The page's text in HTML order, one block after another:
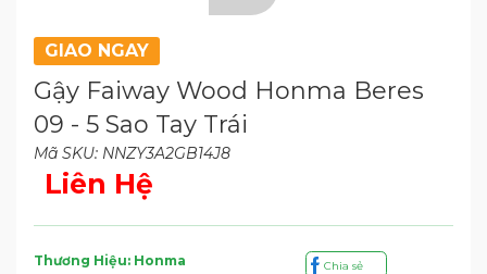
GIAO NGAY
Gậy Faiway Wood Honma Beres
09 - 5 Sao Tay Trái
Mã SKU: NNZY3A2GB14J8
Liên Hệ
Thương Hiệu: Honma Chia sẻ